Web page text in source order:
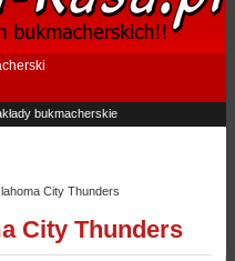
bukmacherskie
City Thunders
City Thunders